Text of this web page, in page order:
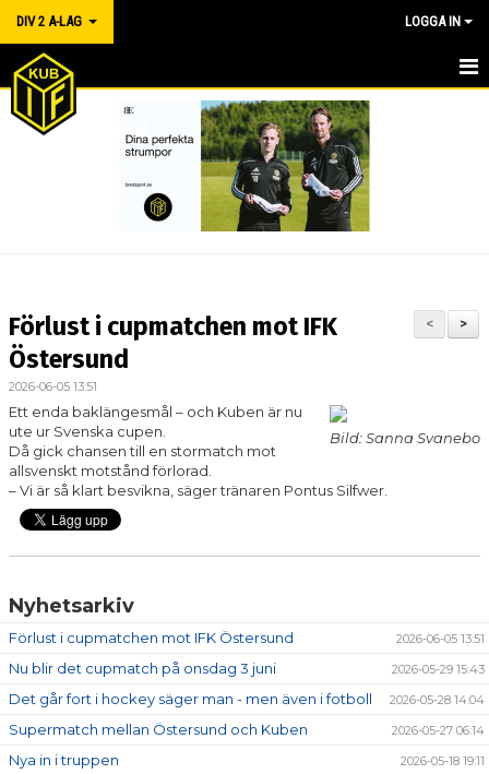
DIV 2 A-LAG LOGGA IN
DIV 2 A-LAG
BILDGALLERI
KALENDER
DOKUMENT
KONTAKT
SPONSORER
>
<
Förlust i cupmatchen mot IFK
Östersund
2026-06-05 13:51
Bild: Sanna Svanebo
Ett enda baklängesmål – och Kuben är nu
ute ur Svenska cupen.
Då gick chansen till en stormatch mot
allsvenskt motstånd förlorad.
– Vi är så klart besvikna, säger tränaren Pontus Silfwer.
Nyhetsarkiv
Förlust i cupmatchen mot IFK Östersund 2026-06-05 13:51
Nu blir det cupmatch på onsdag 3 juni 2026-05-29 15:43
Det går fort i hockey säger man - men även i fotboll 2026-05-28 14:04
Supermatch mellan Östersund och Kuben 2026-05-27 06:14
Nya in i truppen 2026-05-18 19:11